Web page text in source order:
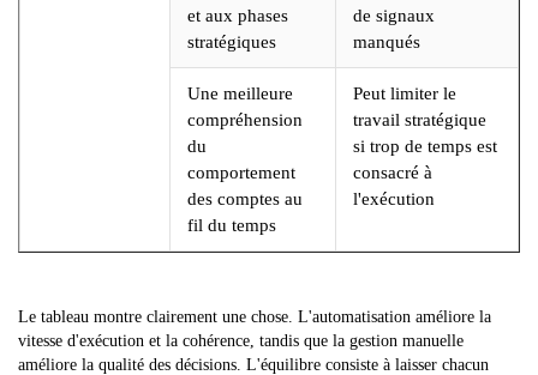
et aux phases
stratégiques
de signaux
manqués
Une meilleure
compréhension
du
comportement
des comptes au
fil du temps
Peut limiter le
travail stratégique
si trop de temps est
consacré à
l'exécution
Le tableau montre clairement une chose. L'automatisation améliore la
vitesse d'exécution et la cohérence, tandis que la gestion manuelle
améliore la qualité des décisions. L'équilibre consiste à laisser chacun